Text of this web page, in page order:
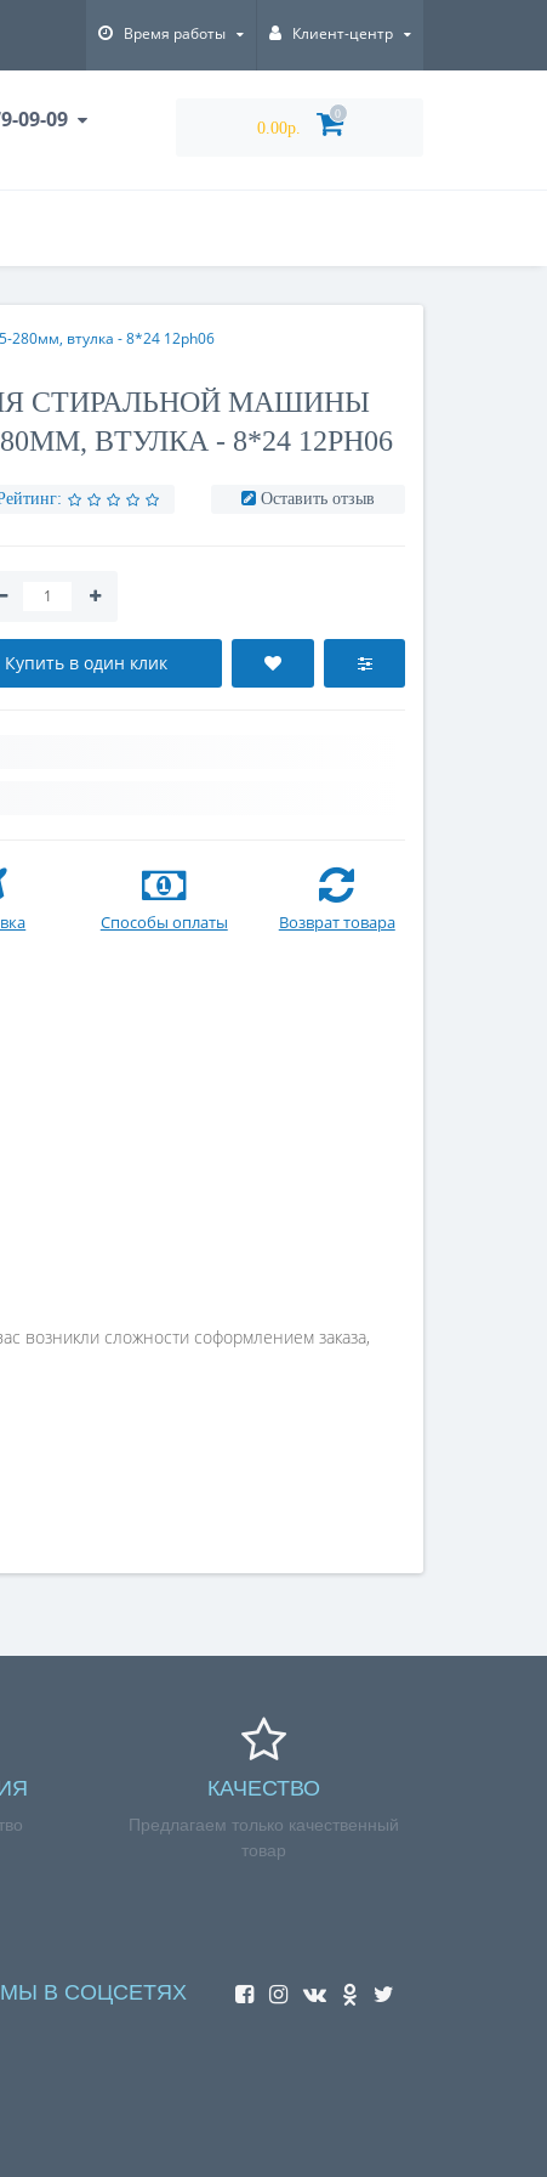
Время работы Клиент-центр
09-09 0.00р.
0
280мм, втулка - 8*24 12ph06
СТИРАЛЬНОЙ МАШИНЫ
ВТУЛКА - 8*24 12PH06
Оставить отзыв
Купить в один клик
Способы оплаты Возврат товара
возникли сложности соформлением заказа,
КАЧЕСТВО
Предлагаем только качественный
товар
МЫ В СОЦСЕТЯХ